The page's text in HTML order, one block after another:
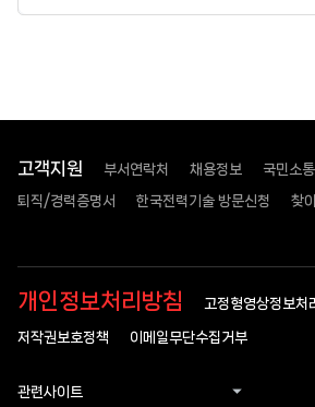
고객지원 부서연락처 채용정보 국민소
퇴직/경력증명서 한국전력기술 방문신청 찾
개인정보처리방침 고정형영상정보처
저작권보호정책 이메일무단수집거부
관련사이트